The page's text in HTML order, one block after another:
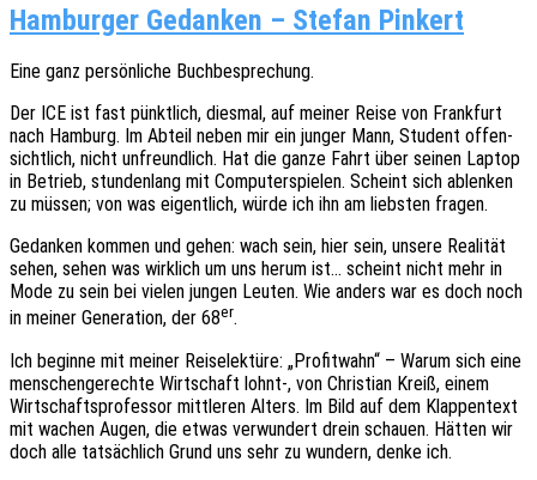
Hamburger Gedanken – Stefan Pinkert
Eine ganz persön­li­che Buchbesprechung.
Der ICE ist fast pünkt­lich, dies­mal, auf meiner Reise von Frank­furt
nach Hamburg. Im Abteil neben mir ein junger Mann, Student offen­
sicht­lich, nicht unfreund­lich. Hat die ganze Fahrt über seinen Laptop
in Betrieb, stun­den­lang mit Compu­ter­spie­len. Scheint sich ablen­ken
zu müssen; von was eigent­lich, würde ich ihn am liebs­ten fragen.
Gedan­ken kommen und gehen: wach sein, hier sein, unsere Reali­tät
sehen, sehen was wirk­lich um uns herum ist… scheint nicht mehr in
Mode zu sein bei vielen jungen Leuten. Wie anders war es doch noch
in meiner Gene­ra­ti­on, der 68er.
Ich begin­ne mit meiner Reise­lek­tü­re: „Profit­wahn“ – Warum sich eine
menschen­ge­rech­te Wirt­schaft lohnt‑, von Chris­ti­an Kreiß, einem
Wirt­schafts­pro­fes­sor mitt­le­ren Alters. Im Bild auf dem Klap­pen­text
mit wachen Augen, die etwas verwun­dert drein schau­en. Hätten wir
doch alle tatsäch­lich Grund uns sehr zu wundern, denke ich.